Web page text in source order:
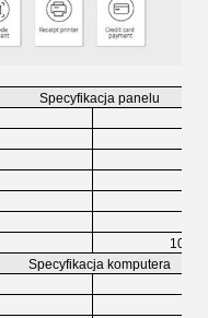
Specyfikacja panelu
10-
Specyfikacja komputera